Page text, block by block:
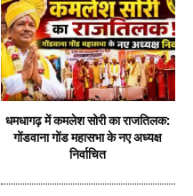
धमधागढ़ में कमलेश सोरी का राजतिलक:
गोंडवाना गोंड महासभा के नए अध्यक्ष
निर्वाचित